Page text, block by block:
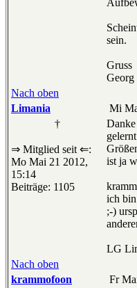
sein.
Gruss
Georg
Nach oben
Limania
Mi
†
⇒ Mitglied seit ⇐:
Mo Mai 21 2012,
15:14
Beiträge: 1105
ist ja
ich
;-)
LG
Nach oben
krammofoon
Fr